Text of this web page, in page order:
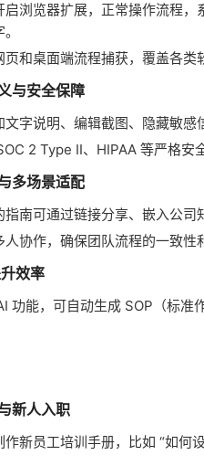
启浏览器扩展，正常操作流程
页和桌面端流程捕获，覆盖各类
与安全保障
文字说明、编辑截图、隐藏敏感
2 Type II、HIPAA 等严格安
多场景适配
指南可通过链接分享、嵌入公司
人协作，确保团队流程的一致性
效率
功能，可自动生成 SOP（标准
新人入职
作新员工培训手册，比如 “如何